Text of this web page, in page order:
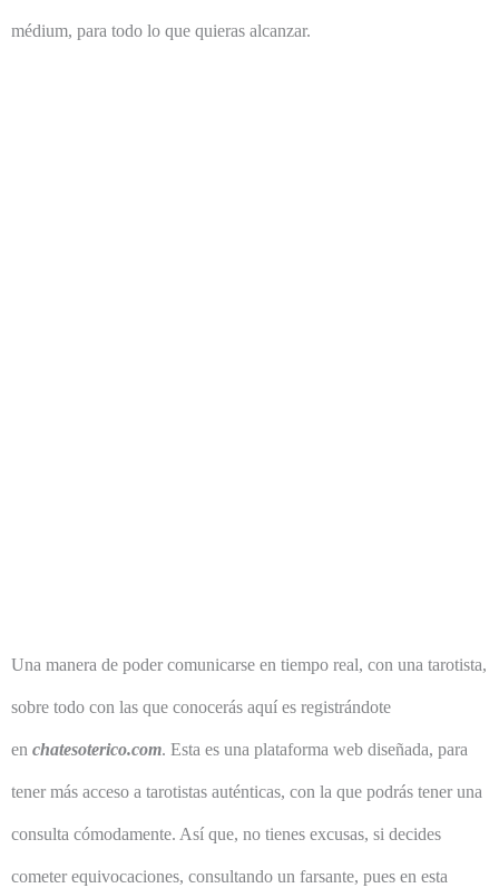
médium, para todo lo que quieras alcanzar.
Una manera de poder comunicarse en tiempo real, con una tarotista,
sobre todo con las que conocerás aquí es registrándote
en chatesoterico.com. Esta es una plataforma web diseñada, para
tener más acceso a tarotistas auténticas, con la que podrás tener una
consulta cómodamente. Así que, no tienes excusas, si decides
cometer equivocaciones, consultando un farsante, pues en esta